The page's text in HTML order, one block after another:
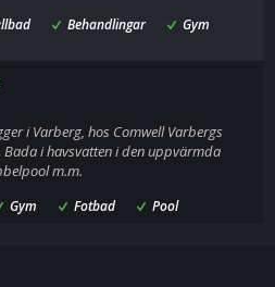
Behandlingar
Gym
i Varberg, hos Comwell Varbergs
i havsvatten i den uppvärmda
m.m.
Gym Fotbad Pool